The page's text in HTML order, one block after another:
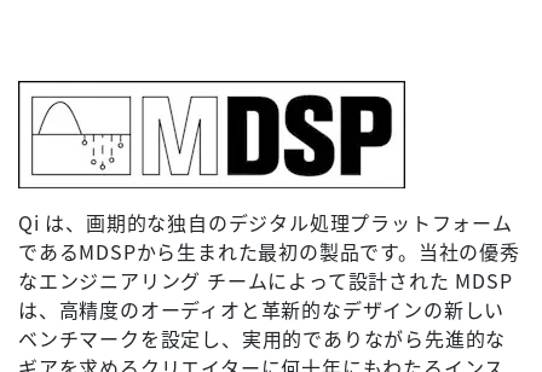
Qi は、画期的な独自のデジタル処理プラットフォーム
であるMDSPから生まれた最初の製品です。当社の優秀
なエンジニアリング チームによって設計された MDSP
は、高精度のオーディオと革新的なデザインの新しい
ベンチマークを設定し、実用的でありながら先進的な